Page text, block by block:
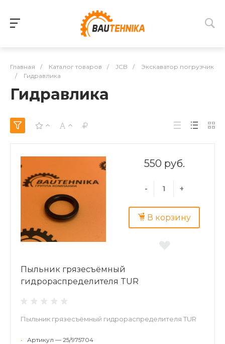
Главная / Каталог товаров / JCB /
Экскаватор погрузчик
/
Гидравлика
Гидравлика
550 руб.
- +
В корзину
Пыльник грязесъёмный
гидрораспределителя TUR
Пыльник грязесъёмный гидрораспределителя TUR
• Артикул — 25/975704